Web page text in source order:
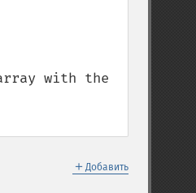
＋ Добавить